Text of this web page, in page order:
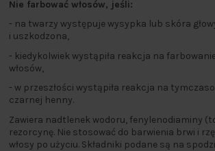
Nie farbować włosów, jeśli:
- na twarzy występuje wysypka lub skóra
i uszkodzona,
- kiedykolwiek wystąpiła reakcja na
włosów,
- w przeszłości wystąpiła reakcja na
czarnej henny.
Zawiera nadtlenek wodoru, fenylenodiaminy
rezorcynę. Nie stosować do barwienia brwi i
włosy po użyciu. Składniki podane są na